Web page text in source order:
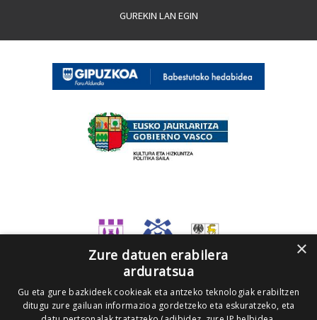
GUREKIN LAN EGIN
×
Zure datuen erabilera
arduratsua
Gu eta gure bazkideek cookieak eta antzeko teknologiak erabiltzen
ditugu zure gailuan informazioa gordetzeko eta eskuratzeko, eta